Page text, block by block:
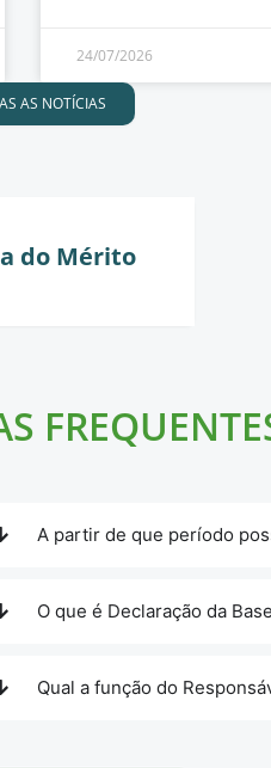
24/07/2026
AS NOTÍCIAS
do Mérito
A partir de que período
O que é Declaração da
Qual a função do